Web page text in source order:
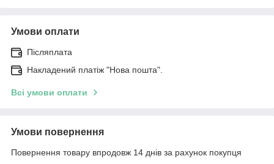
Умови оплати
Післяплата
Накладений платіж "Нова пошта".
Всі умови оплати
Умови повернення
Повернення товару впродовж 14 днів за рахунок покупця